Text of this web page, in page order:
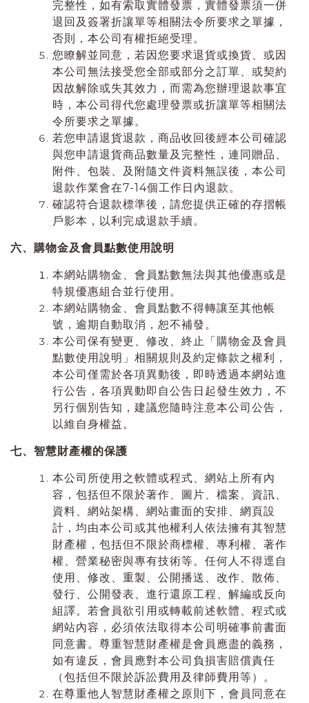
完整性，如有索取實體發票，實體發票須一併
退回及簽署折讓單等相關法令所要求之單據，
否則，本公司有權拒絕受理。
您瞭解並同意，若因您要求退貨或換貨、或因
本公司無法接受您全部或部分之訂單、或契約
因故解除或失其效力，而需為您辦理退款事宜
時，本公司得代您處理發票或折讓單等相關法
令所要求之單據。
若您申請退貨退款，商品收回後經本公司確認
與您申請退貨商品數量及完整性，連同贈品、
附件、包裝、及附隨文件資料無誤後，本公司
退款作業會在7-14個工作日內退款。
確認符合退款標準後，請您提供正確的存摺帳
戶影本，以利完成退款手續。
六、購物金及會員點數使用說明
本網站購物金、會員點數無法與其他優惠或是
特規優惠組合並行使用。
本網站購物金、會員點數不得轉讓至其他帳
號，逾期自動取消，恕不補發。
本公司保有變更、修改、終止「購物金及會員
點數使用說明」相關規則及約定條款之權利，
本公司僅需於各項異動後，即時透過本網站進
行公告，各項異動即自公告日起發生效力，不
另行個別告知，建議您隨時注意本公司公告，
以維自身權益。
七、智慧財產權的保護
本公司所使用之軟體或程式、網站上所有內
容，包括但不限於著作、圖片、檔案、資訊、
資料、網站架構、網站畫面的安排、網頁設
計，均由本公司或其他權利人依法擁有其智慧
財產權，包括但不限於商標權、專利權、著作
權、營業秘密與專有技術等。任何人不得逕自
使用、修改、重製、公開播送、改作、散佈、
發行、公開發表、進行還原工程、解編或反向
組譯。若會員欲引用或轉載前述軟體、程式或
網站內容，必須依法取得本公司明確事前書面
同意書。尊重智慧財產權是會員應盡的義務，
如有違反，會員應對本公司負損害賠償責任
（包括但不限於訴訟費用及律師費用等）。
在尊重他人智慧財產權之原則下，會員同意在